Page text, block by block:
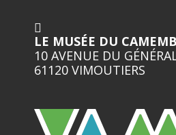
LE MUSÉE DU
10 AVENUE DU
61120 VIMOUTIERS